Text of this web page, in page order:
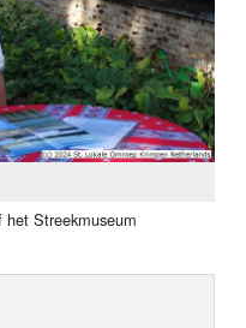
het Streekmuseum